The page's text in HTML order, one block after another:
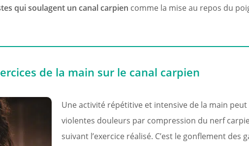
qui soulagent un canal carpien comme la mise au repos du
de la main sur le canal carpien
Une activité répétitive et intensive de la main
violentes douleurs par compression du nerf
suivant l’exercice réalisé. C’est le gonflement des